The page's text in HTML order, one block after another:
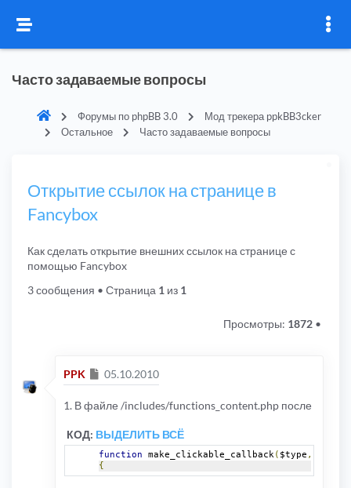
Часто задаваемые вопросы
Форумы по phpBB 3.0
Мод трекера ppkBB3cker
Остальное
Часто задаваемые вопросы
Открытие ссылок на странице в
Fancybox
Как сделать открытие внешних ссылок на странице с
помощью Fancybox
3 сообщения • Страница 1 из 1
Просмотры: 1872 •
PPK Сообщение
05.10.2010
1. В файле /includes/functions_content.php после
КОД: ВЫДЕЛИТЬ ВСЁ
function make_clickable_callback( $type ,
{